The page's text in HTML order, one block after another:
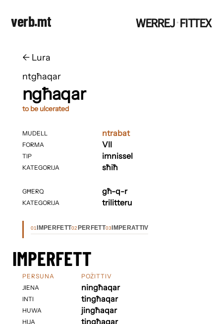
verb.mt WERREJ·FITTEX
← ​​Lura
ntgħaqar
ngħaqar
to be ulcerated
MUDELL
FORMA
TIP
KATEGORIJA
GĦERQ
KATEGORIJA
ntrabat
VII
imnissel
sħiħ
għ-q-r
trilitteru
01 IMPERFETT02 PERFETT03 IMPERATTIV
IMPERFETT
PERSUNA
JIENA
INTI
HUWA
HIJA
POŻITTIV
ningħaqar
tingħaqar
jingħaqar
tingħaqar